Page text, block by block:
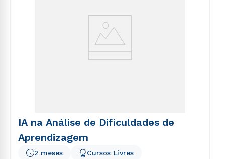
IA na Análise de Dificuldades de
Aprendizagem
2 meses Cursos Livres